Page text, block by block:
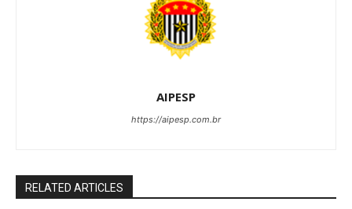
AIPESP
https://aipesp.com.br
RELATED ARTICLES